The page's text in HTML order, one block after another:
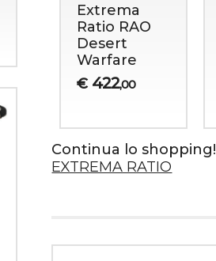
Extrema
Ratio RAO
Desert
Warfare
€ 422,00
Continua lo shopping!
EXTREMA RATIO